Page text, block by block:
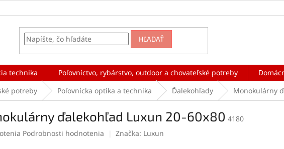
HĽADAŤ
technika Poľovníctvo, rybárstvo, outdoor a chovateľské potreby
potreby Poľovnícka optika a technika Ďalekohľady Monokulárny
ďalekohľad Luxun 20-60x80 4180
Podrobnosti hodnotenia Značka: Luxun